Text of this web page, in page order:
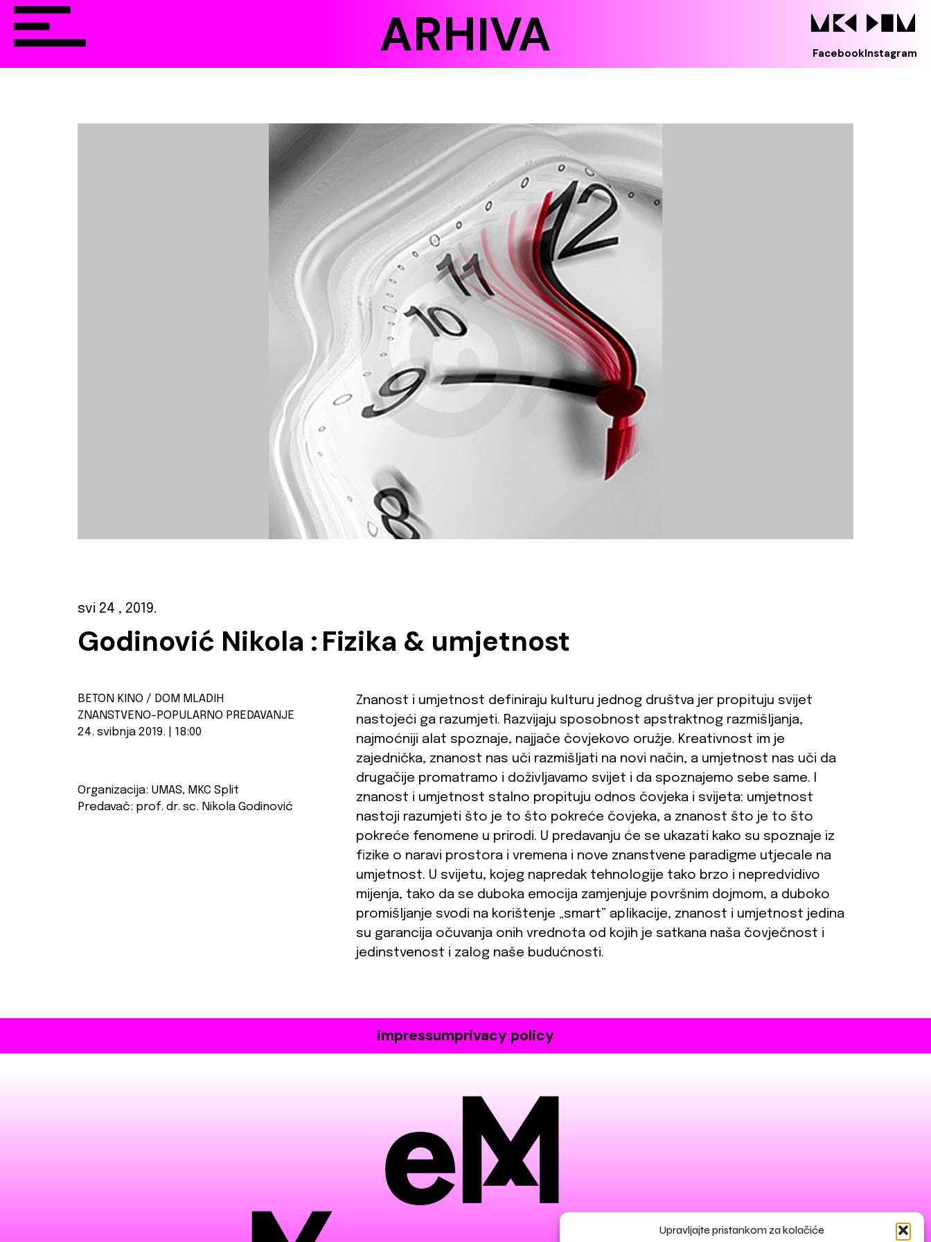
Upravljajte pristankom za kolačiće
FacebookInstagram
ARHIVA
svi 24 , 2019.
Godinović Nikola :Fizika & umjetnost
BETON KINO / DOM MLADIH
ZNANSTVENO-POPULARNO PREDAVANJE
24. svibnja 2019. | 18:00
Organizacija: UMAS, MKC Split
Predavač: prof. dr. sc. Nikola Godinović
Znanost i umjetnost definiraju kulturu jednog društva jer propituju svijet
nastojeći ga razumjeti. Razvijaju sposobnost apstraktnog razmišljanja,
najmoćniji alat spoznaje, najjače čovjekovo oružje. Kreativnost im je
zajednička, znanost nas uči razmišljati na novi način, a umjetnost nas uči da
drugačije promatramo i doživljavamo svijet i da spoznajemo sebe same. I
znanost i umjetnost stalno propituju odnos čovjeka i svijeta: umjetnost
nastoji razumjeti što je to što pokreće čovjeka, a znanost što je to što
pokreće fenomene u prirodi. U predavanju će se ukazati kako su spoznaje iz
fizike o naravi prostora i vremena i nove znanstvene paradigme utjecale na
umjetnost. U svijetu, kojeg napredak tehnologije tako brzo i nepredvidivo
mijenja, tako da se duboka emocija zamjenjuje površnim dojmom, a duboko
promišljanje svodi na korištenje „smart” aplikacije, znanost i umjetnost jedina
su garancija očuvanja onih vrednota od kojih je satkana naša čovječnost i
jedinstvenost i zalog naše budućnosti.
impressumprivacy policy